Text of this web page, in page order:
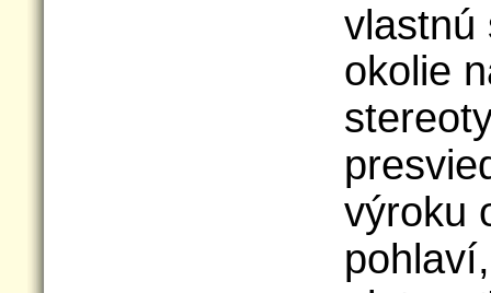
vlastnú
okolie
výroku